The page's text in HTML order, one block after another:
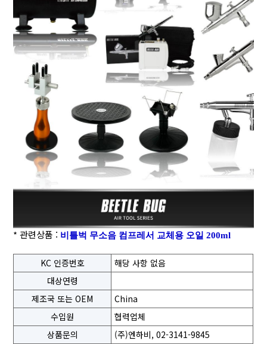
* 관련상품 : 비틀벅 무소음 컴프레서 교체용 오일 200ml
KC 인증번호
해당 사항 없음
대상연령
제조국 또는 OEM
China
수입원
협력업체
상품문의
(주)엔하비, 02-3141-9845